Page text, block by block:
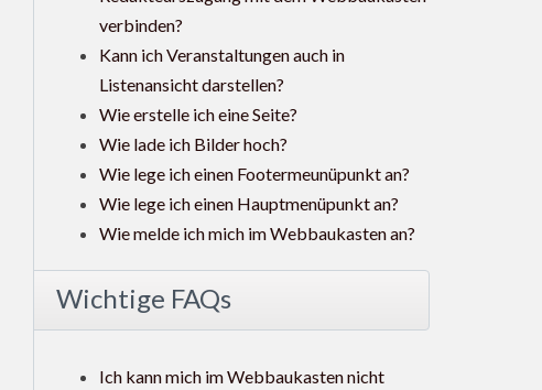
verbinden?
Kann ich Veranstaltungen auch in
Listenansicht darstellen?
Wie erstelle ich eine Seite?
Wie lade ich Bilder hoch?
Wie lege ich einen Footermeunüpunkt an?
Wie lege ich einen Hauptmenüpunkt an?
Wie melde ich mich im Webbaukasten an?
Wichtige FAQs
Ich kann mich im Webbaukasten nicht